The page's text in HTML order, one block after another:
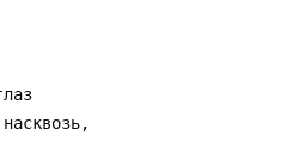
насквозь,